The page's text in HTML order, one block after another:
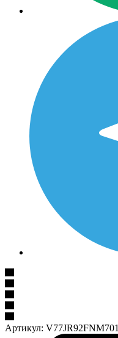
Артикул: V77JR92FNM701